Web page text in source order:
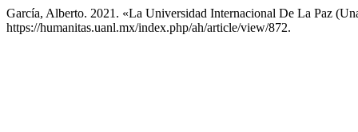
García, Alberto. 2021. «La Universidad Internacional De La Paz
https://humanitas.uanl.mx/index.php/ah/article/view/872.